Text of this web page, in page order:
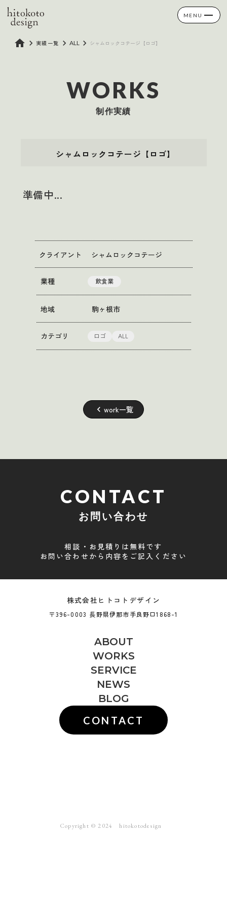
home keyboard_arrow_right 実績一覧 keyboard_arrow_right ALLkeyboard_arrow_right シャムロックコテージ【ロゴ】
WORKS
制作実績
シャムロックコテージ【ロゴ】
準備中...
クライアント シャムロックコテージ
業種 飲食業
地域 駒ヶ根市
カテゴリ ロゴ ALL
keyboard_arrow_left work一覧
CONTACT
お問い合わせ
相談・お見積りは無料です
お問い合わせから内容をご記入ください
株式会社ヒトコトデザイン
〒396-0003 長野県伊那市手良野口1868-1
ABOUT
WORKS
SERVICE
NEWS
BLOG
CONTACT
Copyright ©︎ 2024 hitokotodesign
MENU